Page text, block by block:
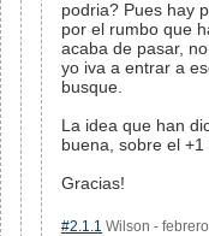
podria? Pues hay
por el rumbo que
acaba de pasar,
yo iva a entrar a
busque.
La idea que han
buena, sobre el +1
Gracias!
#2.1.1 Wilson -